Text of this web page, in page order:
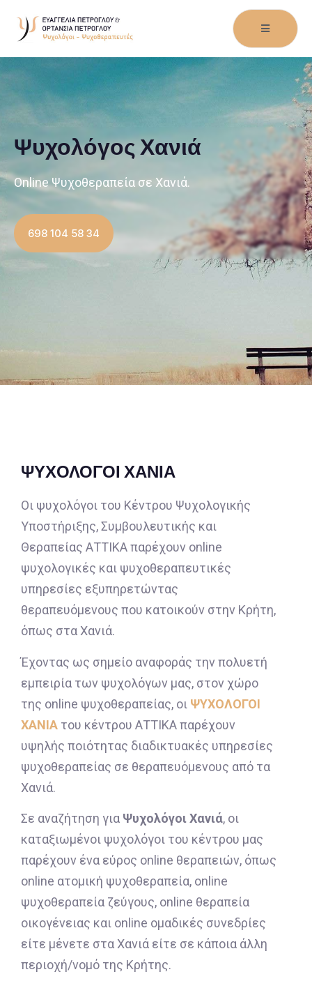
Ψυχολόγος Χανιά
Οnline Ψυχοθεραπεία σε Χανιά.
698 104 58 34
ΨΥΧΟΛΟΓΟΙ ΧΑΝΙΑ
Οι ψυχολόγοι του Κέντρου Ψυχολογικής
Υποστήριξης, Συμβουλευτικής και
Θεραπείας ΑΤΤΙΚΑ παρέχουν online
ψυχολογικές και ψυχοθεραπευτικές
υπηρεσίες εξυπηρετώντας
θεραπευόμενους που κατοικούν στην Κρήτη,
όπως στα Χανιά.
Έχοντας ως σημείο αναφοράς την πολυετή
εμπειρία των ψυχολόγων μας, στον χώρο
της online ψυχοθεραπείας, οι ΨΥΧΟΛΟΓΟΙ
ΧΑΝΙΑ του κέντρου ΑΤΤΙΚΑ παρέχουν
υψηλής ποιότητας διαδικτυακές υπηρεσίες
ψυχοθεραπείας σε θεραπευόμενους από τα
Χανιά.
Σε αναζήτηση για Ψυχολόγοι Χανιά, οι
καταξιωμένοι ψυχολόγοι του κέντρου μας
παρέχουν ένα εύρος online θεραπειών, όπως
online ατομική ψυχοθεραπεία, online
ψυχοθεραπεία ζεύγους, online θεραπεία
οικογένειας και online ομαδικές συνεδρίες
είτε μένετε στα Χανιά είτε σε κάποια άλλη
περιοχή/νομό της Κρήτης.